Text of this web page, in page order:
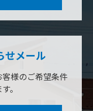
せメール
客様のご希望条件
。